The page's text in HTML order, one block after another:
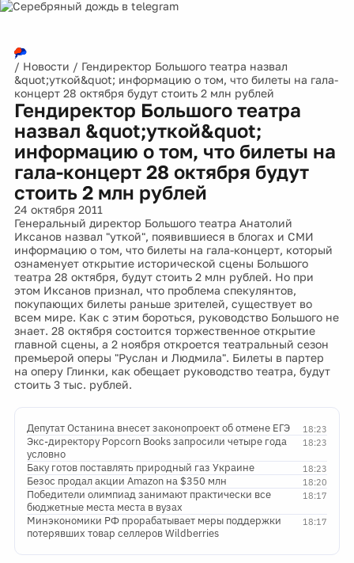
/ Новости / Гендиректор Большого театра назвал
&quot;уткой&quot; информацию о том, что билеты на гала-
концерт 28 октября будут стоить 2 млн рублей
Гендиректор Большого театра
назвал &quot;уткой&quot;
информацию о том, что билеты на
гала-концерт 28 октября будут
стоить 2 млн рублей
24 октября 2011
Генеральный директор Большого театра Анатолий
Иксанов назвал "уткой", появившиеся в блогах и СМИ
информацию о том, что билеты на гала-концерт, который
ознаменует открытие исторической сцены Большого
театра 28 октября, будут стоить 2 млн рублей. Но при
этом Иксанов признал, что проблема спекулянтов,
покупающих билеты раньше зрителей, существует во
всем мире. Как с этим бороться, руководство Большого не
знает. 28 октября состоится торжественное открытие
главной сцены, а 2 ноября откроется театральный сезон
премьерой оперы "Руслан и Людмила". Билеты в партер
на оперу Глинки, как обещает руководство театра, будут
стоить 3 тыс. рублей.
18:23
Депутат Останина внесет законопроект об отмене ЕГЭ
18:23
Экс-директору Popcorn Books запросили четыре года
условно
18:23
Баку готов поставлять природный газ Украине
18:20
Безос продал акции Amazon на $350 млн
18:17
Победители олимпиад занимают практически все
бюджетные места места в вузах
18:17
Минэкономики РФ прорабатывает меры поддержки
потерявших товар селлеров Wildberries